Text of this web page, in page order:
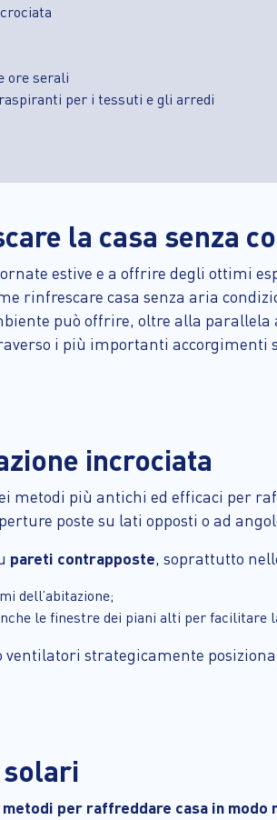
ore serali
per i tessuti e gli arredi
la casa senza
estive e a offrire degli ottimi
rinfrescare casa senza aria
può offrire, oltre alla parallela
i più importanti accorgimenti
incrociata
metodi più antichi ed efficaci per
poste su lati opposti o ad
pareti contrapposte, soprattutto
dell’abitazione;
le finestre dei piani alti per facilitare
ventilatori strategicamente
metodi per raffreddare casa in modo